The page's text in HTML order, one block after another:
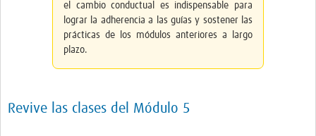
el cambio conductual es indispensable para
lograr la adherencia a las guías y sostener las
prácticas de los módulos anteriores a largo
plazo.
Revive las clases del Módulo 5